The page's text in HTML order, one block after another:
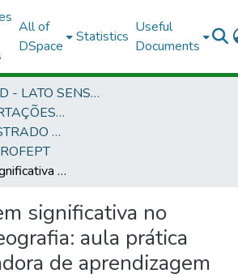
All of
DSpace
Statistics
Useful
Documents
PÓS-GRAD - LATO SENSU E STRICTO SENSU
TESES E DISSERTAÇÕES DEFENDIDAS NO IFAP
PROFEPT - MESTRADO PROFISSIONAL EM EDUCAÇÃO PROFISSIONAL E TECNOLÓGICA
Aprendizagem significativa no ensino de geografia: aula prática como facilitadora de aprendizagem
significativa no
aula prática
de aprendizagem